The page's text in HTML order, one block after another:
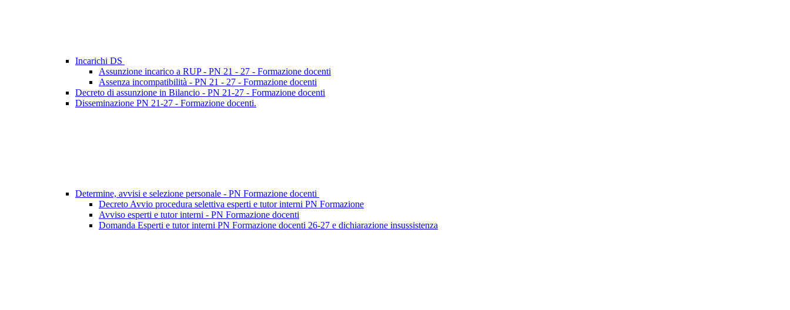
Incarichi DS
Assunzione incarico a RUP - PN 21 - 27 - Formazione docenti
Assenza incompatibilità - PN 21 - 27 - Formazione docenti
Decreto di assunzione in Bilancio - PN 21-27 - Formazione docenti
Disseminazione PN 21-27 - Formazione docenti.
Determine, avvisi e selezione personale - PN Formazione docenti
Decreto Avvio procedura selettiva esperti e tutor interni PN Formazione
Avviso esperti e tutor interni - PN Formazione docenti
Domanda Esperti e tutor interni PN Formazione docenti 26-27 e dichiarazione insussistenza